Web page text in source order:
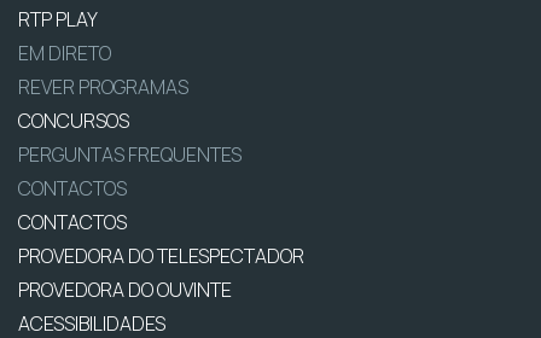
RTP PLAY
EM DIRETO
REVER PROGRAMAS
CONCURSOS
PERGUNTAS FREQUENTES
CONTACTOS
CONTACTOS
PROVEDORA DO TELESPECTADOR
PROVEDORA DO OUVINTE
ACESSIBILIDADES